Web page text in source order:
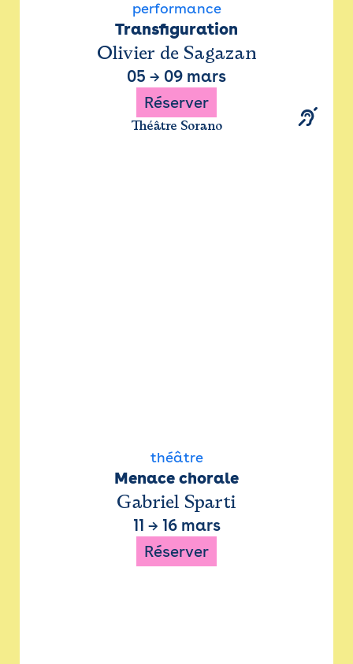
performance
Transfiguration
Olivier de Sagazan
05 → 09 mars
Réserver
Théâtre Sorano
théâtre
Menace chorale
Gabriel Sparti
11 → 16 mars
Réserver